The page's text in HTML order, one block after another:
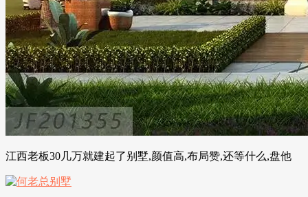
江西老板30几万就建起了别墅,颜值高,布局赞,还等什么,盘他